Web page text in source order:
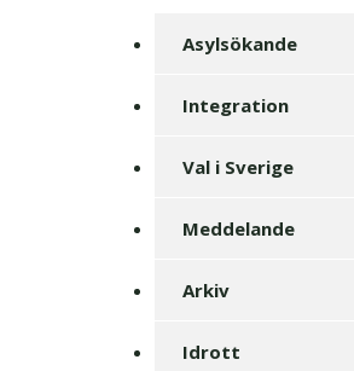
Asylsökande
Integration
Val i Sverige
Meddelande
Arkiv
Idrott